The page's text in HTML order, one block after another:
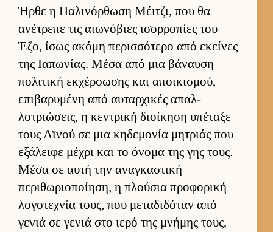
Ήρθε η Παλινόρ­θωση Μέιτζι, που θα
ανέτρεπε τις αιω­νόβιες ισορ­ροπίες του
Έζο, ίσως ακόμη περισ­σότερο από εκεί­νες
της Ια­πωνίας. Μέσα από μια βάναυση
πολιτική εκ­χέρ­σωσης και αποι­κισμού,
επιβαρυμένη από αυ­ταρ­χικές απαλ­
λοτριώσεις, η κεντρική διοί­κηση υπέταξε
τους Αϊνού σε μια κηδεμονία μητριάς που
εξάλειφε μέχρι και το όνομα της γης τους.
Μέσα σε αυτή την αναγκαστική
περιθωριο­ποί­ηση, η πλού­σια προφορική
λογοτεχνία τους, που μεταδιδόταν από
γενιά σε γενιά στο ιερό της μνήμης τους,